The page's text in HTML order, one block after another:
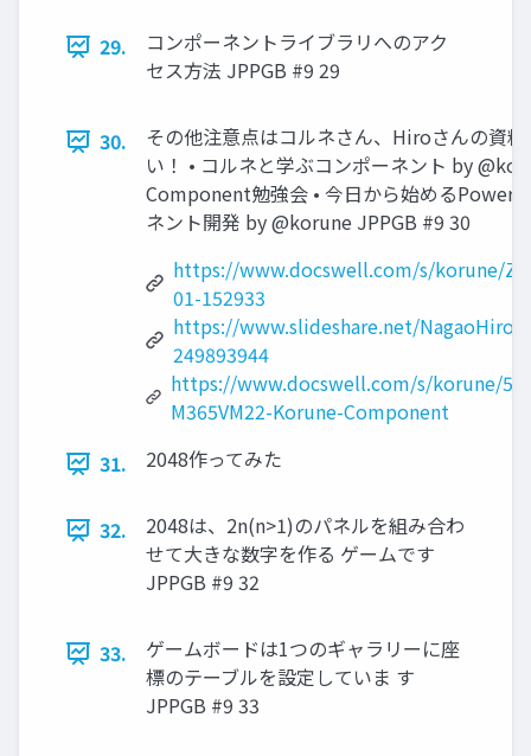
29.
コンポーネントライブラリへのアク
セス方法 JPPGB #9 29
30.
その他注意点はコルネさん、Hiroさんの資
い！ • コルネと学ぶコンポーネント by
Component勉強会 • 今日から始めるPower
ネント開発 by @korune JPPGB #9 30
https://www.docswell.com/s/korune/
01-152933
https://www.slideshare.net/
249893944
https://www.docswell.com/s/korune/
M365VM22-Korune-Component
31.
2048作ってみた
32.
2048は、2n(n>1)のパネルを組み合わ
せて大きな数字を作る ゲームです
JPPGB #9 32
33.
ゲームボードは1つのギャラリーに座
標のテーブルを設定していま す
JPPGB #9 33